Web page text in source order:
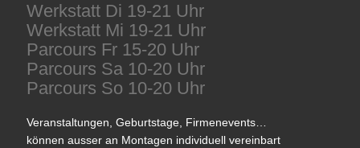
Werkstatt Di 19-21 Uhr
Werkstatt Mi 19-21 Uhr
Parcours Fr 15-20 Uhr
Parcours Sa 10-20 Uhr
Parcours So 10-20 Uhr
Veranstaltungen, Geburtstage, Firmenevents…
können ausser an Montagen individuell vereinbart